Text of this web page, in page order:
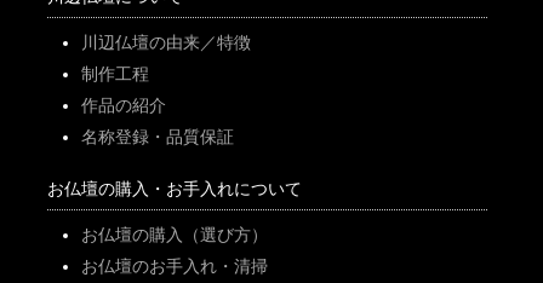
川辺仏壇の由来／特徴
制作工程
作品の紹介
名称登録・品質保証
お仏壇の購入・お手入れについて
お仏壇の購入（選び方）
お仏壇のお手入れ・清掃